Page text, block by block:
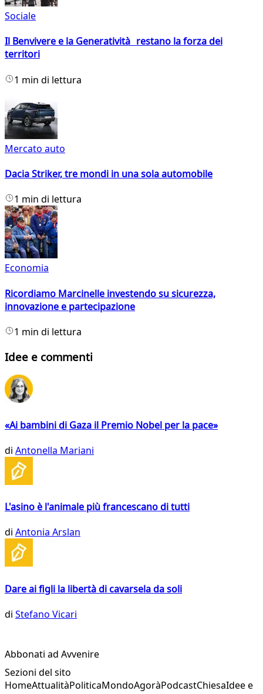
Sociale
Il Benvivere e la Generatività restano la forza dei
territori
1 min di lettura
Mercato auto
Dacia Striker, tre mondi in una sola automobile
1 min di lettura
Economia
Ricordiamo Marcinelle investendo su sicurezza,
innovazione e partecipazione
1 min di lettura
Idee e commenti
«Ai bambini di Gaza il Premio Nobel per la pace»
di Antonella Mariani
L'asino è l'animale più francescano di tutti
di Antonia Arslan
Dare ai figli la libertà di cavarsela da soli
di Stefano Vicari
Abbonati ad Avvenire
Sezioni del sito
HomeAttualitàPoliticaMondoAgoràPodcastChiesaIdee e